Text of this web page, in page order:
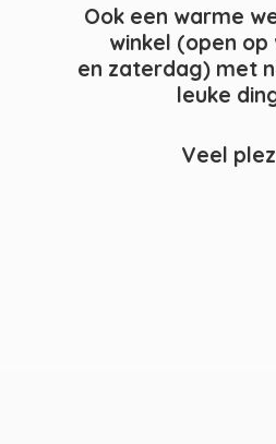
Ook een warme
winkel (open op
en zaterdag) met
leuke
Veel